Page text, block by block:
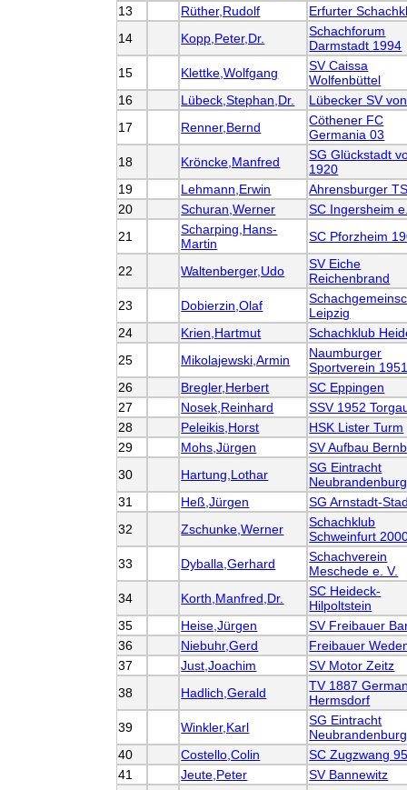
13
Rüther,Rudolf
Erfurter
14
Kopp,Peter,Dr.
Schachforum
Darmstadt 1994
15
Klettke,Wolfgang
SV Caissa
Wolfenbüttel
16
Lübeck,Stephan,Dr.
Lübecker SV
17
Renner,Bernd
Cöthener FC
Germania 03
18
Kröncke,Manfred
SG Glückstadt
1920
19
Lehmann,Erwin
Ahrensburger
20
Schuran,Werner
SC Ingersheim
21
Scharping,Hans-
Martin
SC Pforzheim
22 Waltenberger,Udo
SV Eiche
Reichenbrand
23
Dobierzin,Olaf
Leipzig
24
Krien,Hartmut
Schachklub
25
Mikolajewski,Armin
Naumburger
Sportverein
26
Bregler,Herbert
SC Eppingen
27
Nosek,Reinhard
SSV 1952
28
Peleikis,Horst
HSK Lister Turm
29
Mohs,Jürgen
SV Aufbau
30
Hartung,Lothar
SG Eintracht
Neubrandenburg
31
Heß,Jürgen
SG Arnstadt-
32
Zschunke,Werner
Schachklub
Schweinfurt
33
Dyballa,Gerhard
Schachverein
Meschede e. V.
34
Korth,Manfred,Dr.
SC Heideck-
Hilpoltstein
35
Heise,Jürgen
SV Freibauer
36
Niebuhr,Gerd
Freibauer
37
Just,Joachim
SV Motor Zeitz
38
Hadlich,Gerald
TV 1887
Hermsdorf
39
Winkler,Karl
SG Eintracht
Neubrandenburg
40
Costello,Colin
SC Zugzwang
41
Jeute,Peter
SV Bannewitz